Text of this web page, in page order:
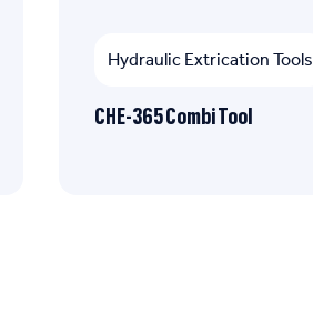
Hydraulic Extrication Tools
CHE-365 Combi Tool